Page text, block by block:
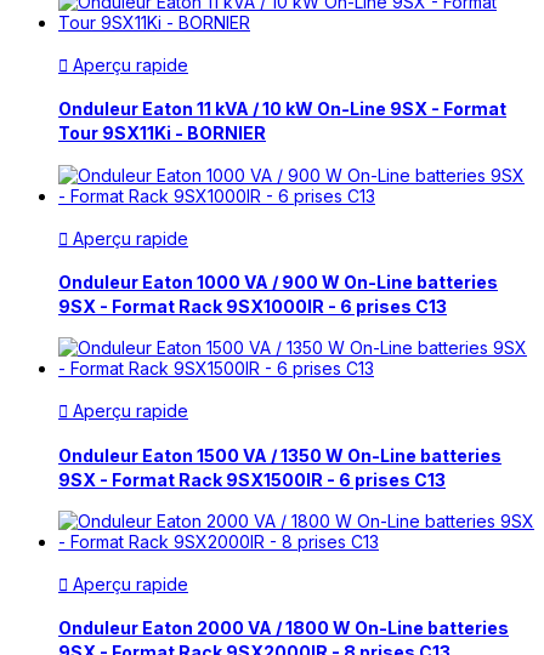
 Aperçu rapide
Onduleur Eaton 11 kVA / 10 kW On-Line 9SX - Format
Tour 9SX11Ki - BORNIER
 Aperçu rapide
Onduleur Eaton 1000 VA / 900 W On-Line batteries
9SX - Format Rack 9SX1000IR - 6 prises C13
 Aperçu rapide
Onduleur Eaton 1500 VA / 1350 W On-Line batteries
9SX - Format Rack 9SX1500IR - 6 prises C13
 Aperçu rapide
Onduleur Eaton 2000 VA / 1800 W On-Line batteries